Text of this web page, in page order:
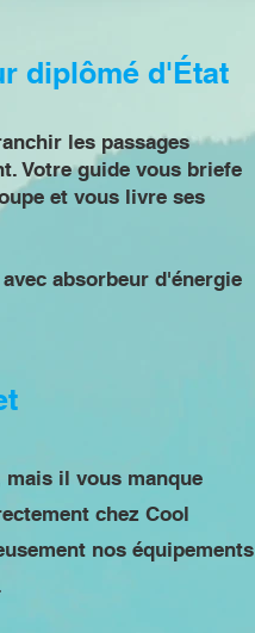
diplômé d'État
les passages
Votre guide vous briefe
et vous livre ses
absorbeur d'énergie
mais il vous manque
chez Cool
nos équipements